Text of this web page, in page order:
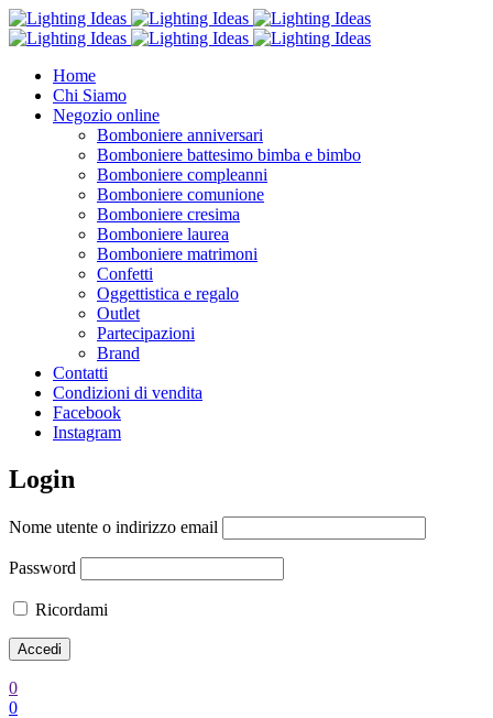
Home
Chi Siamo
Negozio online
Bomboniere anniversari
Bomboniere battesimo bimba e bimbo
Bomboniere compleanni
Bomboniere comunione
Bomboniere cresima
Bomboniere laurea
Bomboniere matrimoni
Confetti
Oggettistica e regalo
Outlet
Partecipazioni
Brand
Contatti
Condizioni di vendita
Facebook
Instagram
Login
Nome utente o indirizzo email
Password
Ricordami
0
0